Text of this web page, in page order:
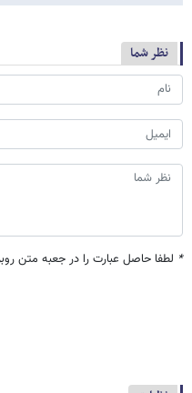
نظر شما
* لطفا حاصل عبارت را در جعبه متن